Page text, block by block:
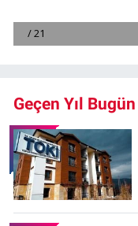
Geçen Yıl Bugün